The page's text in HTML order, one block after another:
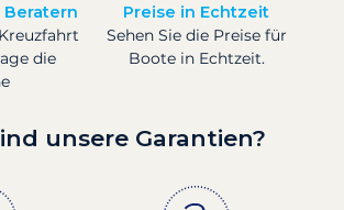
Beratern
die
Preise in Echtzeit
Sehen Sie die Preise für
Boote in Echtzeit.
unsere Garantien?